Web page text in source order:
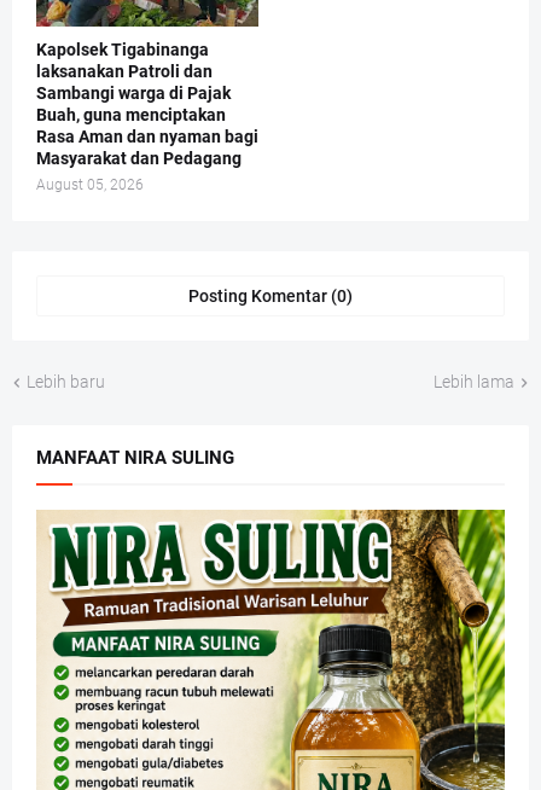
Kapolsek Tigabinanga
laksanakan Patroli dan
Sambangi warga di Pajak
Buah, guna menciptakan
Rasa Aman dan nyaman bagi
Masyarakat dan Pedagang
August 05, 2026
Posting Komentar (0)
Lebih baru Lebih lama
MANFAAT NIRA SULING